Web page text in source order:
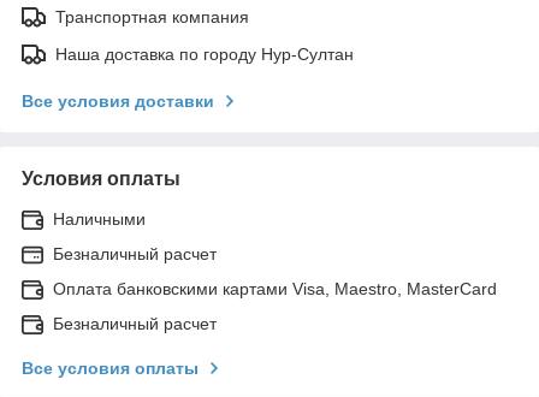
Транспортная компания
Наша доставка по городу Нур-Султан
Все условия доставки
Условия оплаты
Наличными
Безналичный расчет
Оплата банковскими картами Visa, Maestro, MasterCard
Безналичный расчет
Все условия оплаты